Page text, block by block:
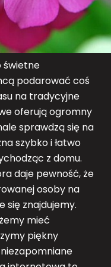
świetne
podarować coś
na tradycyjne
oferują ogromny
sprawdzą się na
szybko i łatwo
z domu.
daje pewność, że
osoby na
się znajdujemy.
mieć
piękny